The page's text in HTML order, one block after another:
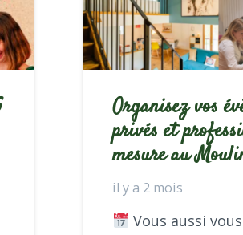
Organisez vos
privés et
mesure au
il y a 2 mois
Vous aussi